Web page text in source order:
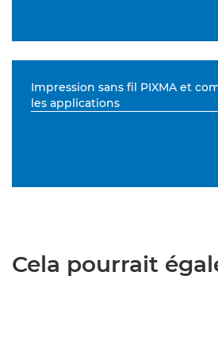
Impression sans fil PIXMA et
les applications
Cela pourrait